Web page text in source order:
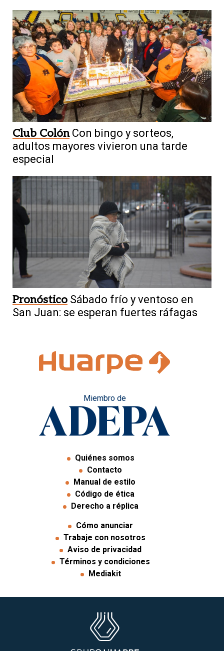
Club Colón Con bingo y sorteos,
adultos mayores vivieron una tarde
especial
Pronóstico Sábado frío y ventoso en
San Juan: se esperan fuertes ráfagas
Miembro de
Quiénes somos
Contacto
Manual de estilo
Código de ética
Derecho a réplica
Cómo anunciar
Trabaje con nosotros
Aviso de privacidad
Términos y condiciones
Mediakit